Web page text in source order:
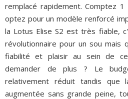
remplacé rapidement. Comptez
optez pour un modèle renforcé
la Lotus Elise S2 est très fiable,
révolutionnaire pour un sou mais
fiabilité et plaisir au sein de
demander de plus ? Le
relativement réduit tandis que
augmentée sans grande peine,